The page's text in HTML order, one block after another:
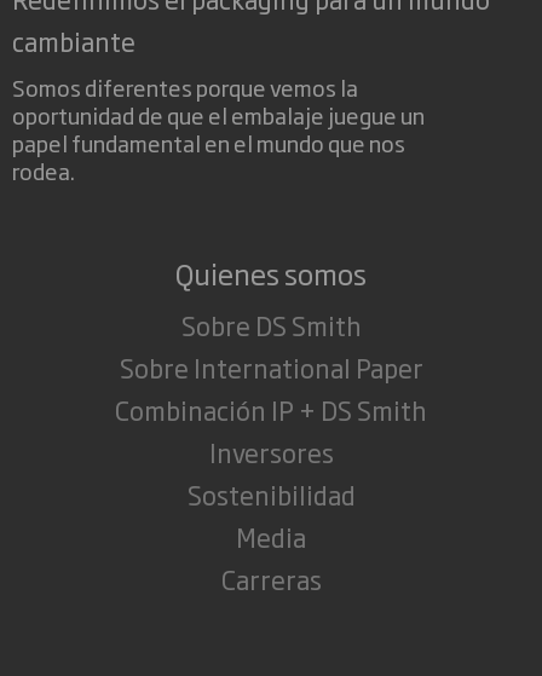
cambiante
Somos diferentes porque vemos la
oportunidad de que el embalaje juegue un
papel fundamental en el mundo que nos
rodea.
Quienes somos
Sobre DS Smith
Sobre International Paper
Combinación IP + DS Smith
Inversores
Sostenibilidad
Media
Carreras